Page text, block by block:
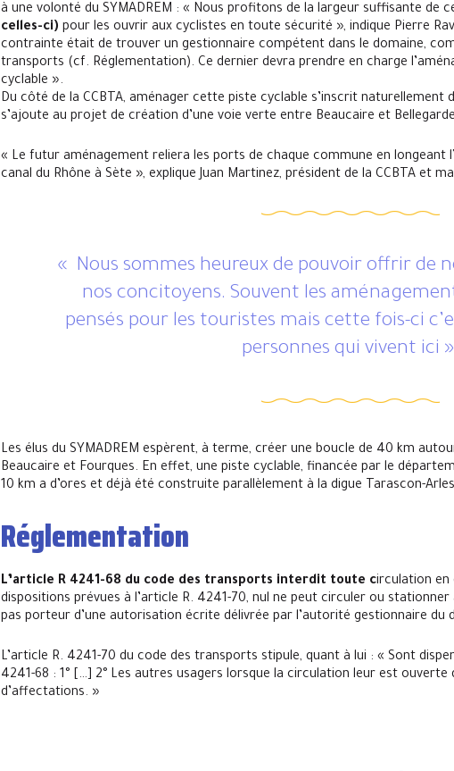
à une volonté du SYMADREM : « Nous profitons de la largeur suffisante de
celles-ci) pour les ouvrir aux cyclistes en toute sécurité », indique Pierre
contrainte était de trouver un gestionnaire compétent dans le domaine,
transports (cf. Réglementation). Ce dernier devra prendre en charge
cyclable ».
Du côté de la CCBTA, aménager cette piste cyclable s’inscrit naturellement
s’ajoute au projet de création d’une voie verte entre Beaucaire et
« Le futur aménagement reliera les ports de chaque commune en longeant
canal du Rhône à Sète », explique Juan Martinez, président de la CCBTA et
« Nous sommes heureux de pouvoir offrir de
nos concitoyens. Souvent les
pensés pour les touristes mais cette fois-ci
personnes qui vivent ici
Les élus du SYMADREM espèrent, à terme, créer une boucle de 40 km
Beaucaire et Fourques. En effet, une piste cyclable, financée par le
10 km a d’ores et déjà été construite parallèlement à la digue Tarascon-
Réglementation
L’article R 4241-68 du code des transports interdit toute circulation en
dispositions prévues à l’article R. 4241-70, nul ne peut circuler ou stationner
pas porteur d’une autorisation écrite délivrée par l’autorité gestionnaire du
L’article R. 4241-70 du code des transports stipule, quant à lui : « Sont
4241-68 : 1° […] 2° Les autres usagers lorsque la circulation leur est ouverte
d’affectations. »